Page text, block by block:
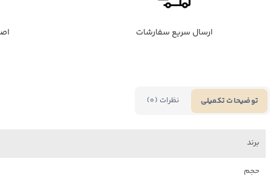
ارسال سریع سفارشات
توضیحات تکمیلی نظرات (0)
برند
حجم